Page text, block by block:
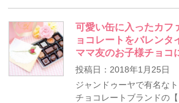
可愛い缶に入ったカフ
ョコレートをバレン
ママ友のお子様チョコ
投稿日：2018年1月25日
ジャンドゥーヤで有名な
チョコレートブランドの